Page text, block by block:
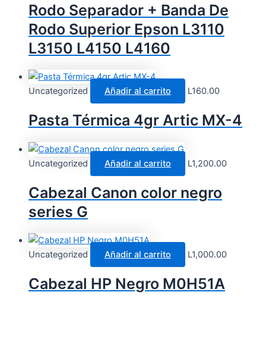
Rodo Separador + Banda De
Rodo Superior Epson L3110
L3150 L4150 L4160
Uncategorized Añadir al carrito L160.00
Pasta Térmica 4gr Artic MX-4
Uncategorized Añadir al carrito L1,200.00
Cabezal Canon color negro
series G
Uncategorized Añadir al carrito L1,000.00
Cabezal HP Negro M0H51A